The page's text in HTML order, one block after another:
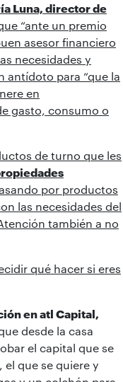
Luna, director de
“ante un premio
asesor financiero
necesidades y
antídoto para “que la
en
gasto, consumo o
de turno que les
por productos
las necesidades del
también a no
qué hacer si eres
en atl Capital,
desde la casa
el capital que se
que se quiere y